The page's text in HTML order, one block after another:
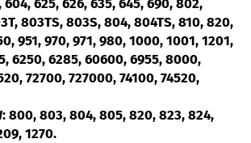
625, 626, 635, 645, 690, 802,
803TS, 803S, 804, 804TS, 810, 820,
951, 970, 971, 980, 1000, 1001, 1201,
6250, 6285, 60600, 6955, 8000,
72700, 727000, 74100, 74520,
: 800, 803, 804, 805, 820, 823, 824,
1270.